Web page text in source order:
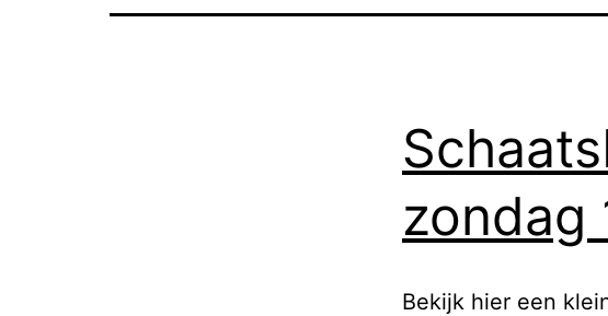
zondag
Bekijk hier een